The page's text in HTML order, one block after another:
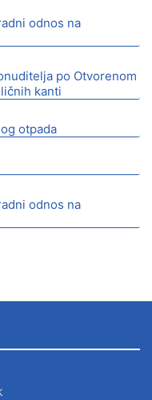
odnos na
po Otvorenom
kanti
otpada
odnos na